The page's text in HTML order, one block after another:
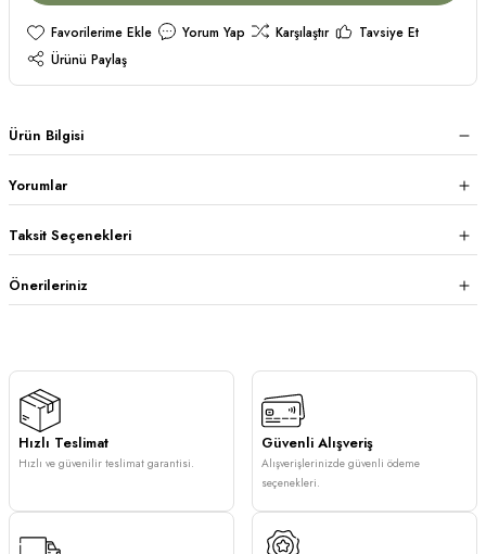
Yorum Yap Karşılaştır
Tavsiye Et
Ürünü Paylaş
Ürün Bilgisi
Yorumlar
Taksit Seçenekleri
Önerileriniz
Hızlı Teslimat
Hızlı ve güvenilir teslimat garantisi.
Güvenli Alışveriş
Alışverişlerinizde güvenli ödeme
seçenekleri.